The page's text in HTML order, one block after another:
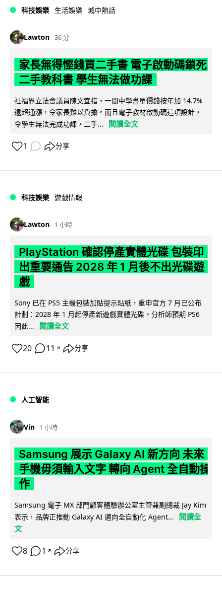
科技娛樂 生活娛樂 城中熱話
Lawton 36 分
家長無得慳錢買二手書 電子啟動碼鎖死
二手教科書 學生無法做功課
社福界立法會議員陳文宜指，一間中學書單價錢按年加 14.7%
遠超通漲，令家長難以負擔。而且電子教材啟動碼這項設計，
令學生無法完成功課，二手...
閱讀全文
1 分享
科技娛樂 遊戲情報
Lawton 1 小時
PlayStation 確認停產實體光碟 包裝印
出重要通告 2028 年 1 月後不出光碟遊
戲
Sony 已在 PS5 主機包裝加貼提示貼紙，重申官方 7 月已公布
計劃：2028 年 1 月起停產新遊戲實體光碟。分析師預期 PS6
因此...
閱讀全文
20 11 ↗ 分享
人工智能
Vin 1 小時
Samsung 展示 Galaxy AI 新方向 未來
手機毋須輸入文字 轉向 Agent 全自動操
作
Samsung 電子 MX 部門顧客體驗辦公室主管兼副總裁 Jay Kim
表示，品牌正推動 Galaxy AI 邁向全自動化 Agent...
閱讀全
文
8 1 ↗ 分享